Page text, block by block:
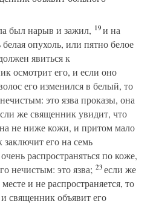
был нарыв и зажил, 19и на
опухоль, или пятно белое
явиться к
осмотрит его, и если оно
его изменился в белый, то
это язва проказы, она
же священник увидит, что
не ниже кожи, и притом мало
его на семь
распространяться по коже,
нечистым: это язва; 23если же
и не распространяется, то
священник объявит его